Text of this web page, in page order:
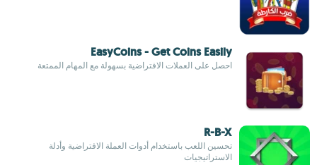
EasyCoins - Get Coins Easily
احصل على العملات الافتراضية بسهولة مع المهام الممتعة
R-B-X
تحسين اللعب باستخدام أدوات العملة الافتراضية وأدلة
الاستراتيجيات